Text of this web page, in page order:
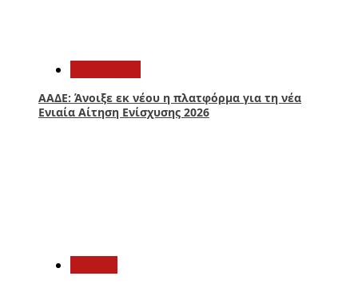
ΑΑΔΕ: Άνοιξε εκ νέου η πλατφόρμα για τη νέα
Ενιαία Αίτηση Ενίσχυσης 2026